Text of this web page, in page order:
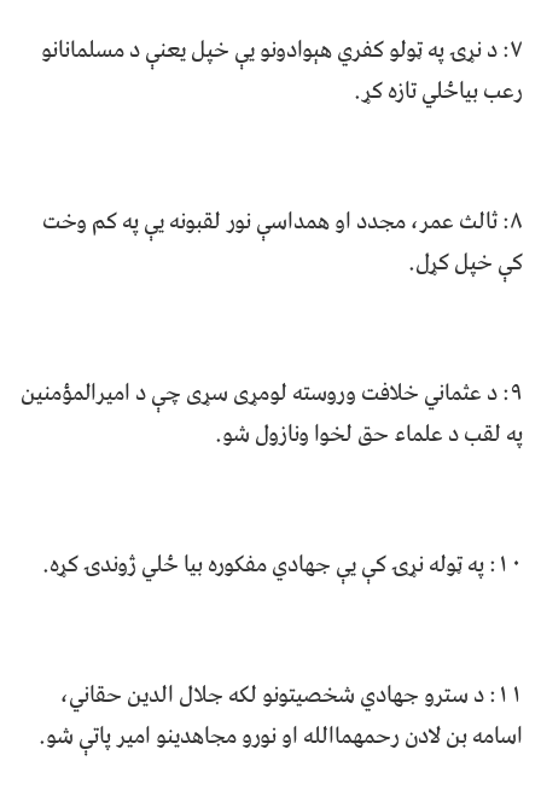
۷: د نړۍ په ټولو کفري هېوادونو یې خپل یعنې د مسلمانانو
رعب بیاځلي تازه کړ.
۸: ثالث عمر، مجدد او همداسې نور لقبونه یې په کم وخت
کې خپل کړل.
۹: د عثماني خلافت وروسته لومړی سړی چې د امیرالمؤمنین
په لقب د علماء حق‌ لخوا ونازول شو.
۱۰: په ټوله نړۍ کې یې جهادي مفکوره بیا ځلي ژوندۍ کړه.
۱۱: د سترو جهادي شخصیتونو لکه جلال الدین حقاني،
اسامه بن لادن رحمهماالله او نورو مجاهدینو امیر پاتې شو.